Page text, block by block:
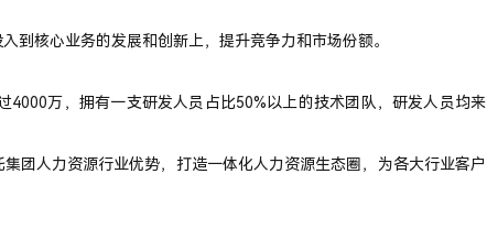
到核心业务的发展和创新上，提升竞争力和市场份额。
4000万，拥有一支研发人员占比50%以上的技术团队，研发人员均来
团人力资源行业优势，打造一体化人力资源生态圈，为各大行业客户